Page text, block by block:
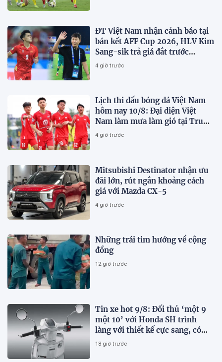
ĐT Việt Nam nhận cảnh báo tại
bán kết AFF Cup 2026, HLV Kim
Sang-sik trả giá đắt trước
Malaysia?
4 giờ trước
Lịch thi đấu bóng đá Việt Nam
hôm nay 10/8: Đại diện Việt
Nam làm mưa làm gió tại Trung
Quốc
4 giờ trước
Mitsubishi Destinator nhận ưu
đãi lớn, rút ngắn khoảng cách
giá với Mazda CX-5
4 giờ trước
Những trái tim hướng về cộng
đồng
12 giờ trước
Tin xe hot 9/8: Đối thủ ‘một 9
một 10’ với Honda SH trình
làng với thiết kế cực sang, có
ABS 2 kênh, giá ‘mềm’
18 giờ trước